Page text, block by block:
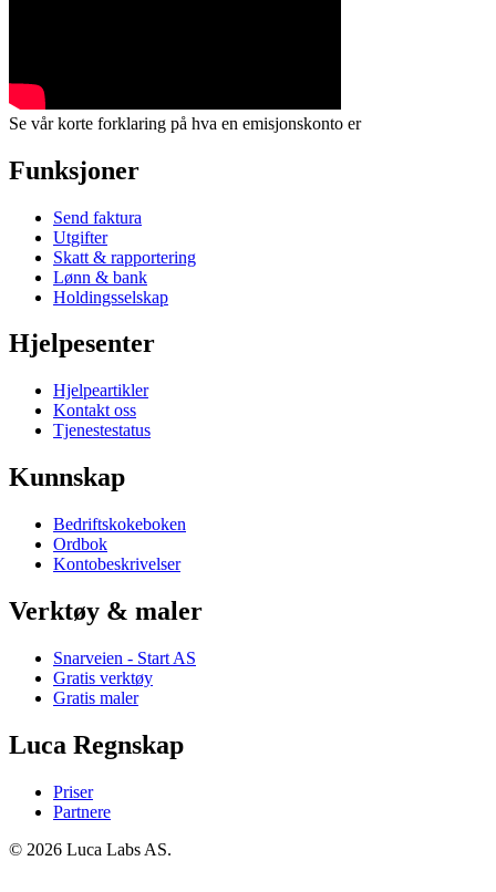
Se vår korte forklaring på hva en emisjonskonto er
Funksjoner
Send faktura
Utgifter
Skatt & rapportering
Lønn & bank
Holdingsselskap
Hjelpesenter
Hjelpeartikler
Kontakt oss
Tjenestestatus
Kunnskap
Bedriftskokeboken
Ordbok
Kontobeskrivelser
Verktøy & maler
Snarveien - Start AS
Gratis verktøy
Gratis maler
Luca Regnskap
Priser
Partnere
© 2026 Luca Labs AS.